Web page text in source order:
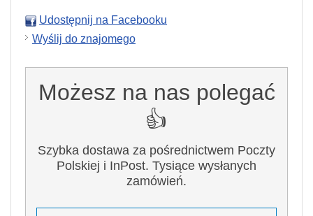
Udostępnij na Facebooku
Wyślij do znajomego
Możesz na nas polegać
👍
Szybka dostawa za pośrednictwem Poczty
Polskiej i InPost. Tysiące wysłanych
zamówień.